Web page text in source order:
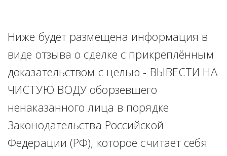
Ниже будет размещена информация в
виде отзыва о сделке с прикреплённым
доказательством с целью - ВЫВЕСТИ НА
ЧИСТУЮ ВОДУ оборзевшего
ненаказанного лица в порядке
Законодательства Российской
Федерации (РФ), которое считает себя